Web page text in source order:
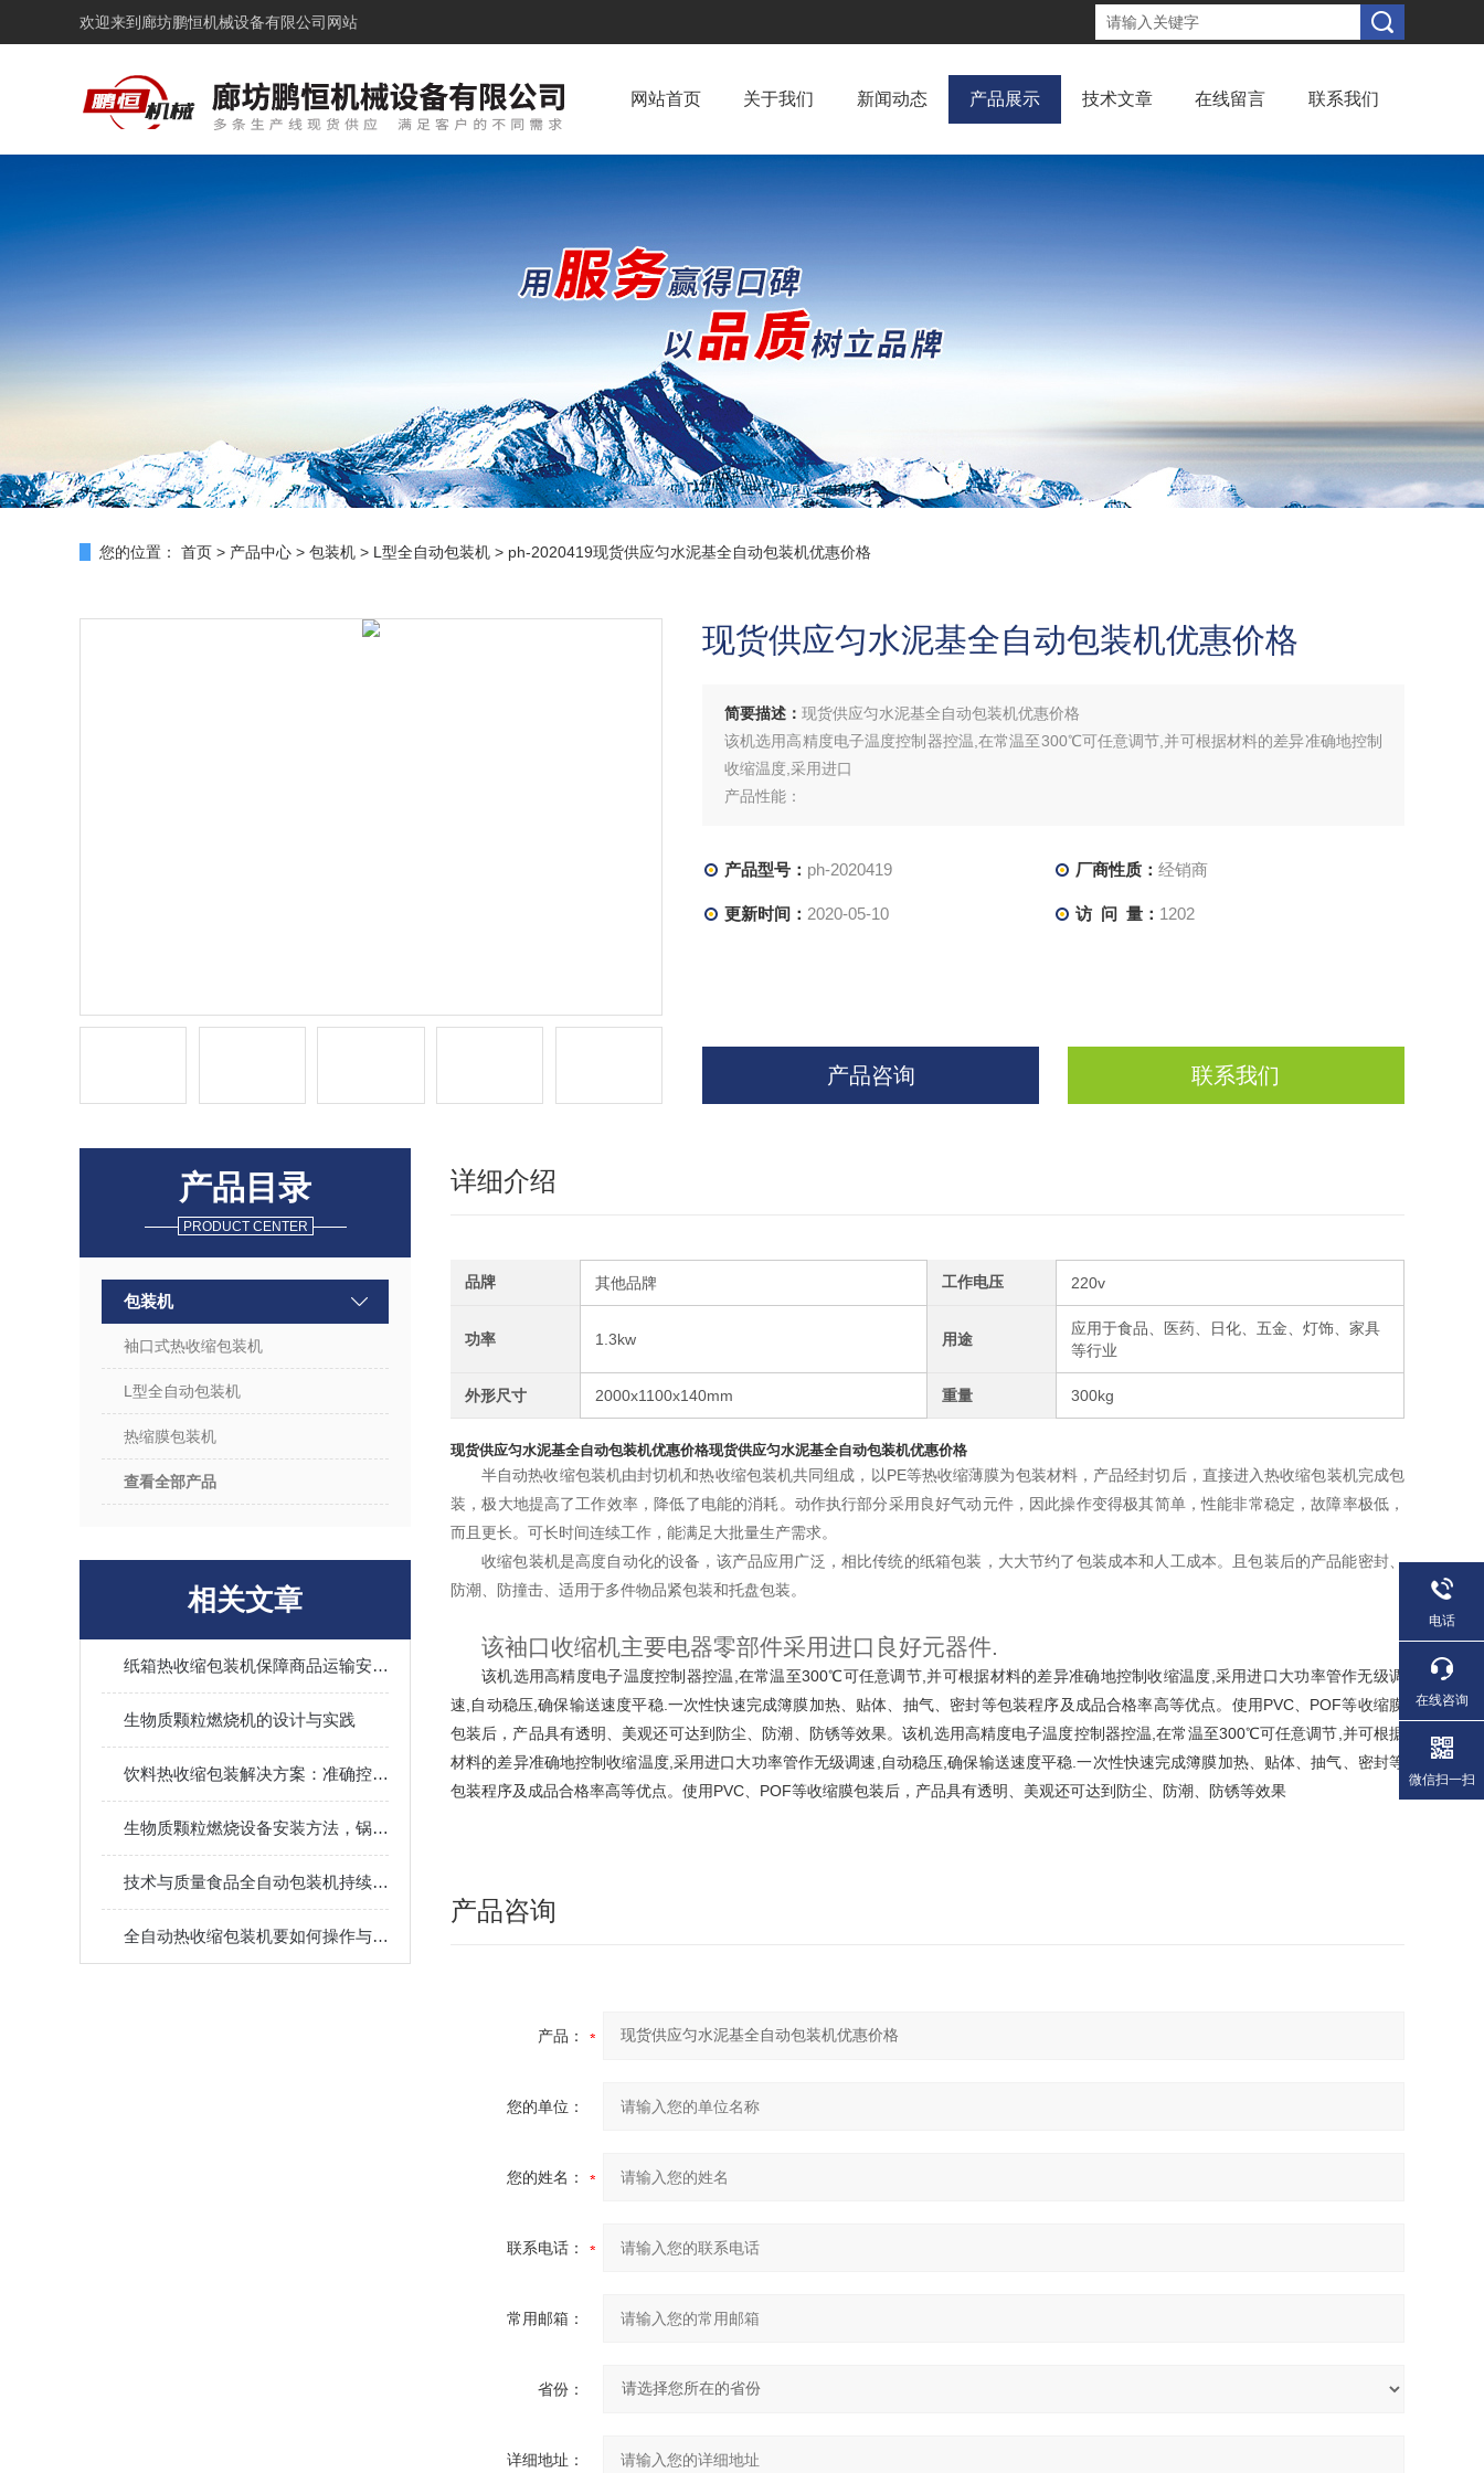
欢迎来到 廊坊鹏恒机械设备有限公司网站
网站首页 关于我们 新闻动态 产品展示 技术文章 在线留言 联系我们
您的位置： 首页 > 产品中心 > 包装机 > L型全自动包装机 > ph-2020419现货供应匀水泥基全自动包装机优惠价格
现货供应匀水泥基全自动包装机优惠价格
简要描述： 现货供应匀水泥基全自动包装机优惠价格
该机选用高精度电子温度控制器控温,在常温至300℃可任意调节,并可根据材料的差异准确地控制
收缩温度,采用进口
产品性能：
效防止误切包装物；使用PVC、POF等收缩膜包装后，产品具有透明、美观
产品型号： ph-2020419 厂商性质： 经销商
更新时间： 2020-05-10 访 问 量： 1202
产品咨询 联系我们
产品目录
PRODUCT CENTER
包装机
袖口式热收缩包装机
L型全自动包装机
热缩膜包装机
查看全部产品
相关文章
纸箱热收缩包装机保障商品运输安全无忧
生物质颗粒燃烧机的设计与实践
饮料热收缩包装解决方案：准确控制，确保每一瓶饮料的安全与美观
生物质颗粒燃烧设备安装方法，锅炉对接管道布置调试使用教程
技术与质量食品全自动包装机持续提高
全自动热收缩包装机要如何操作与调试呢?
详细介绍
品牌 其他品牌 工作电压 220v
功率 1.3kw 用途
应用于食品、医药、日化、五金、灯饰、家具
等行业
外形尺寸 2000x1100x140mm 重量 300kg
现货供应匀水泥基全自动包装机优惠价格现货供应匀水泥基全自动包装机优惠价格
半自动热收缩包装机由封切机和热收缩包装机共同组成，以PE等热收缩薄膜为包装材料，产品经封切后，直接进入热收缩包装机完成包
装，极大地提高了工作效率，降低了电能的消耗。动作执行部分采用良好气动元件，因此操作变得极其简单，性能非常稳定，故障率极低，
而且更长。可长时间连续工作，能满足大批量生产需求。
收缩包装机是高度自动化的设备，该产品应用广泛，相比传统的纸箱包装，大大节约了包装成本和人工成本。且包装后的产品能密封、
防潮、防撞击、适用于多件物品紧包装和托盘包装。
该袖口收缩机主要电器零部件采用进口良好元器件.
该机选用高精度电子温度控制器控温,在常温至300℃可任意调节,并可根据材料的差异准确地控制收缩温度,采用进口大功率管作无级调
速,自动稳压,确保输送速度平稳.一次性快速完成簿膜加热、贴体、抽气、密封等包装程序及成品合格率高等优点。使用PVC、POF等收缩膜
包装后，产品具有透明、美观还可达到防尘、防潮、防锈等效果。该机选用高精度电子温度控制器控温,在常温至300℃可任意调节,并可根据
材料的差异准确地控制收缩温度,采用进口大功率管作无级调速,自动稳压,确保输送速度平稳.一次性快速完成簿膜加热、贴体、抽气、密封等
包装程序及成品合格率高等优点。使用PVC、POF等收缩膜包装后，产品具有透明、美观还可达到防尘、防潮、防锈等效果
产品咨询
产品：
您的单位：
您的姓名：
联系电话：
常用邮箱：
省份：
详细地址：
电话
在线咨询
微信扫一扫